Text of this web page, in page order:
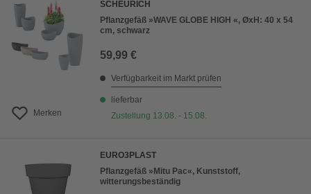
Merken
SCHEURICH
Pflanzgefäß »WAVE GLOBE HIGH «, ØxH: 40 x 54
cm, schwarz
59,99 €
Verfügbarkeit im Markt prüfen
lieferbar
Zustellung 13.08. - 15.08.
EURO3PLAST
Pflanzgefäß »Mitu Pac«, Kunststoff,
witterungsbeständig